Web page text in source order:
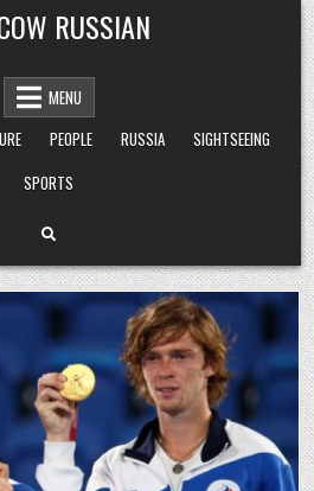
RUSSIAN
MENU
PEOPLE RUSSIA
SIGHTSEEING
SPORTS